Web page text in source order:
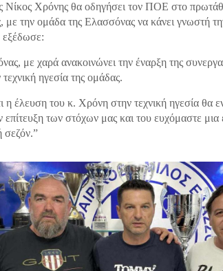
Νίκος Χρόνης θα οδηγήσει τον ΠΟΕ στο
με την ομάδα της Ελασσόνας να κάνει γνωστή
με χαρά ανακοινώνει την έναρξη της
ηγεσία της ομάδας.
η έλευση του κ. Χρόνη στην τεχνική ηγεσία θα
επίτευξη των στόχων μας και του ευχόμαστε μια
σεζόν.”